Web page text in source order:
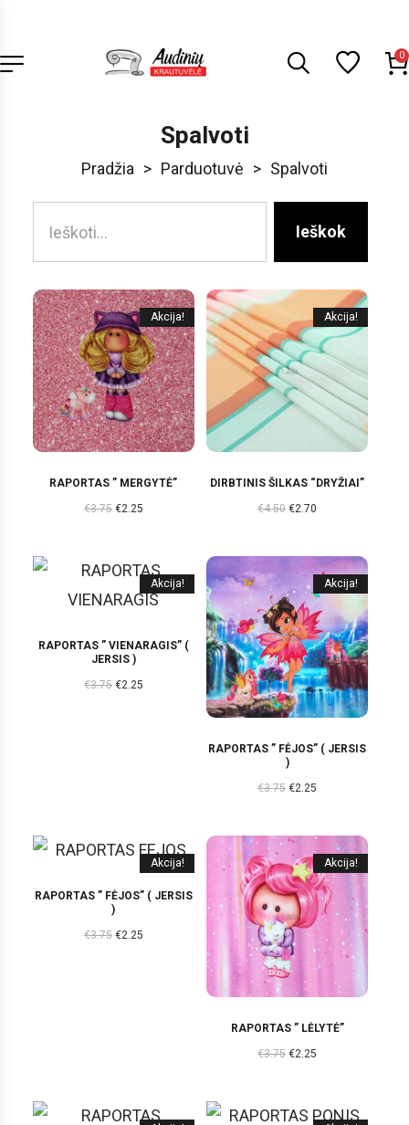
0
Spalvoti
Pradžia > Parduotuvė > Spalvoti
Ieškok
Akcija!
RAPORTAS ” MERGYTĖ”
€3.75 €2.25
Akcija!
DIRBTINIS ŠILKAS “DRYŽIAI”
€4.50 €2.70
Akcija!
RAPORTAS ” VIENARAGIS” (
JERSIS )
€3.75 €2.25
Akcija!
RAPORTAS ” FĖJOS” ( JERSIS
)
€3.75 €2.25
Akcija!
RAPORTAS ” FĖJOS” ( JERSIS
)
€3.75 €2.25
Akcija!
RAPORTAS ” LĖLYTĖ”
€3.75 €2.25